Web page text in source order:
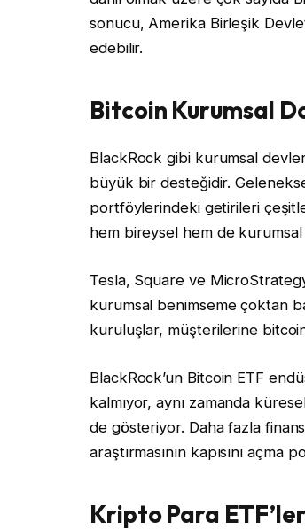
sonucu, Amerika Birleşik
edebilir.
Bitcoin Kurumsal
BlackRock gibi kurumsal
büyük bir desteğidir.
portföylerindeki getirileri
hem bireysel hem de kurumsal
Tesla, Square ve
kurumsal benimseme çoktan
kuruluşlar, müşterilerine
BlackRock’un Bitcoin ETF
kalmıyor, aynı zamanda
de gösteriyor. Daha fazla
araştırmasının kapısını açma
Kripto Para